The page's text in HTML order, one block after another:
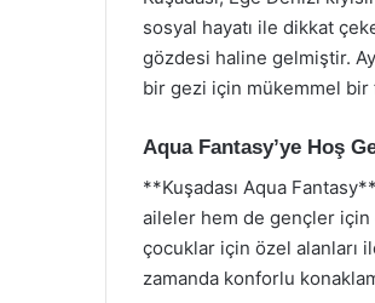
sosyal hayatı ile dikkat
gözdesi haline gelmiştir.
bir gezi için mükemmel bir
Aqua Fantasy’ye Hoş
**Kuşadası Aqua
aileler hem de gençler için
çocuklar için özel alanları
zamanda konforlu